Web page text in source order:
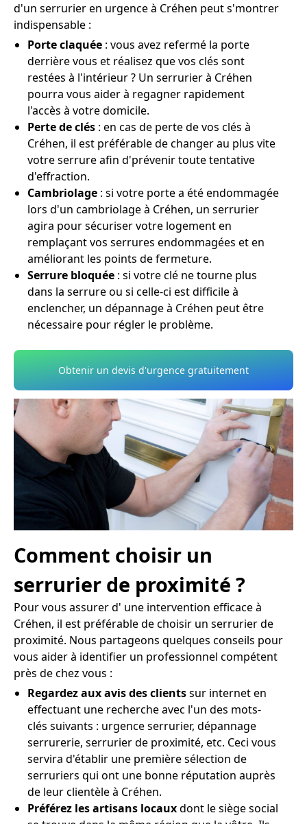
d'un serrurier en urgence à Créhen peut s'montrer
indispensable :
Porte claquée : vous avez refermé la porte
derrière vous et réalisez que vos clés sont
restées à l'intérieur ? Un serrurier à Créhen
pourra vous aider à regagner rapidement
l'accès à votre domicile.
Perte de clés : en cas de perte de vos clés à
Créhen, il est préférable de changer au plus vite
votre serrure afin d'prévenir toute tentative
d'effraction.
Cambriolage : si votre porte a été endommagée
lors d'un cambriolage à Créhen, un serrurier
agira pour sécuriser votre logement en
remplaçant vos serrures endommagées et en
améliorant les points de fermeture.
Serrure bloquée : si votre clé ne tourne plus
dans la serrure ou si celle-ci est difficile à
enclencher, un dépannage à Créhen peut être
nécessaire pour régler le problème.
Obtenir un devis d'urgence gratuitement
Comment choisir un
serrurier de proximité ?
Pour vous assurer d' une intervention efficace à
Créhen, il est préférable de choisir un serrurier de
proximité. Nous partageons quelques conseils pour
vous aider à identifier un professionnel compétent
près de chez vous :
Regardez aux avis des clientssur internet en
effectuant une recherche avec l'un des mots-
clés suivants : urgence serrurier, dépannage
serrurerie, serrurier de proximité, etc. Ceci vous
servira d'établir une première sélection de
serruriers qui ont une bonne réputation auprès
de leur clientèle à Créhen.
Préférez les artisans locauxdont le siège social